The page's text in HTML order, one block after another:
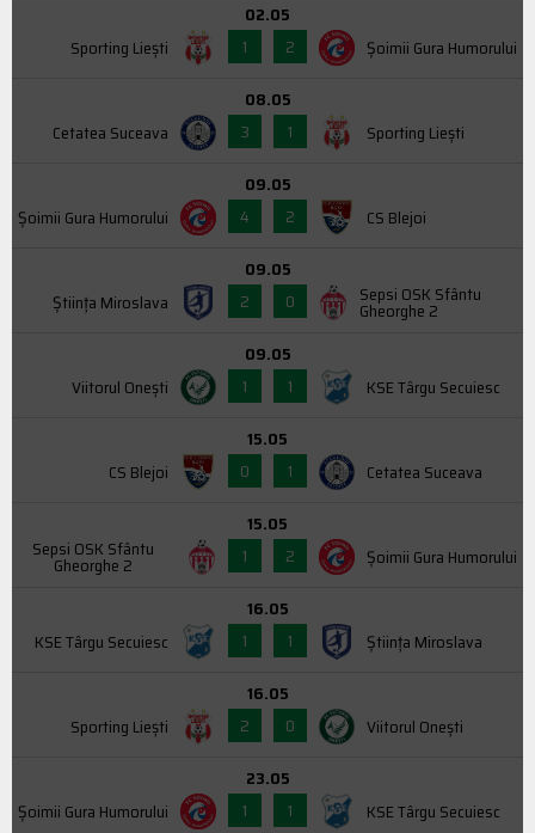
Sporting Liești
02.05
1
2 Şoimii Gura Humorului
Cetatea Suceava
08.05
3
1 Sporting Liești
Şoimii Gura Humorului
09.05
4
2 CS Blejoi
Știința Miroslava
09.05
2
0 Sepsi OSK Sfântu
Gheorghe 2
Viitorul Onești
09.05
1
1 KSE Târgu Secuiesc
CS Blejoi
15.05
0
1 Cetatea Suceava
Sepsi OSK Sfântu
Gheorghe 2
15.05
1
2 Şoimii Gura Humorului
KSE Târgu Secuiesc
16.05
1
1 Știința Miroslava
Sporting Liești
16.05
2
0 Viitorul Onești
Şoimii Gura Humorului
23.05
1
1 KSE Târgu Secuiesc